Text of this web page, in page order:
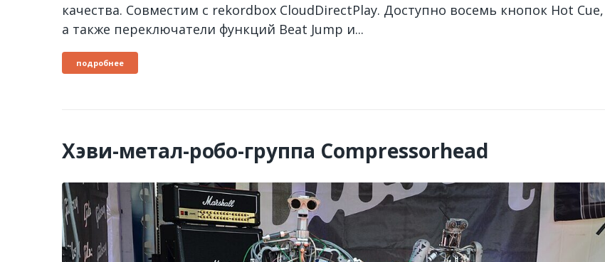
качества. Совместим с rekordbox CloudDirectPlay. Доступно восемь кнопок Hot Cue,
а также переключатели функций Beat Jump и...
подробнее
Хэви-метал-робо-группа Compressorhead